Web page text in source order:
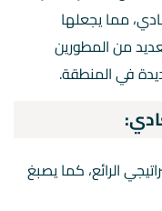
مما يجعلها
من المطورين
في المنطقة.
الرائع، كما يصبغ